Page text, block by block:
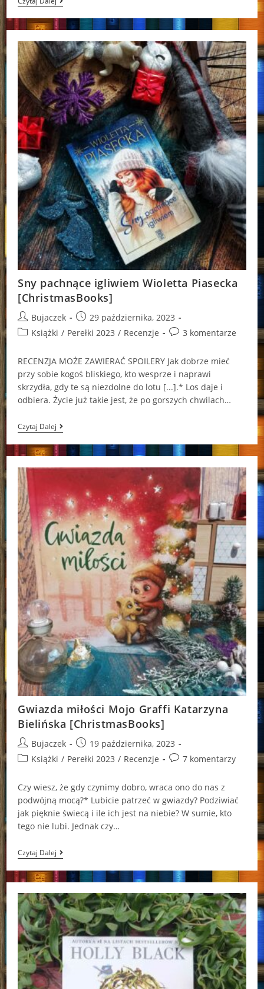
Co
Zostaje
W
Na
Zawsze
Lucy
Score
Sny pachnące igliwiem Wioletta Piasecka
[ChristmasBooks]
Post
author:
Bujaczek
Post
published:
29 października, 2023
PostKsiążki / Perełki 2023 / Recenzje
Post3 komentarze
RECENZJA MOŻE ZAWIERAĆ SPOILERY Jak dobrze mieć
przy sobie kogoś bliskiego, kto wesprze i naprawi
skrzydła, gdy te są niezdolne do lotu [...].* Los daje i
odbiera. Życie już takie jest, że po gorszych chwilach…
Czytaj DalejSny
Pachnące
Igliwiem
Wioletta
Gwiazda miłości Mojo Graffi Katarzyna
Bielińska [ChristmasBooks]
Post
author:
Bujaczek
Post
published:
19 października, 2023
PostKsiążki / Perełki 2023 / Recenzje
Post7 komentarzy
Czy wiesz, że gdy czynimy dobro, wraca ono do nas z
podwójną mocą?* Lubicie patrzeć w gwiazdy? Podziwiać
jak pięknie świecą i ile ich jest na niebie? W sumie, kto
tego nie lubi. Jednak czy…
Czytaj DalejGwiazda
Miłości
Mojo
Graffi
Bielińska
[ChristmasBooks]